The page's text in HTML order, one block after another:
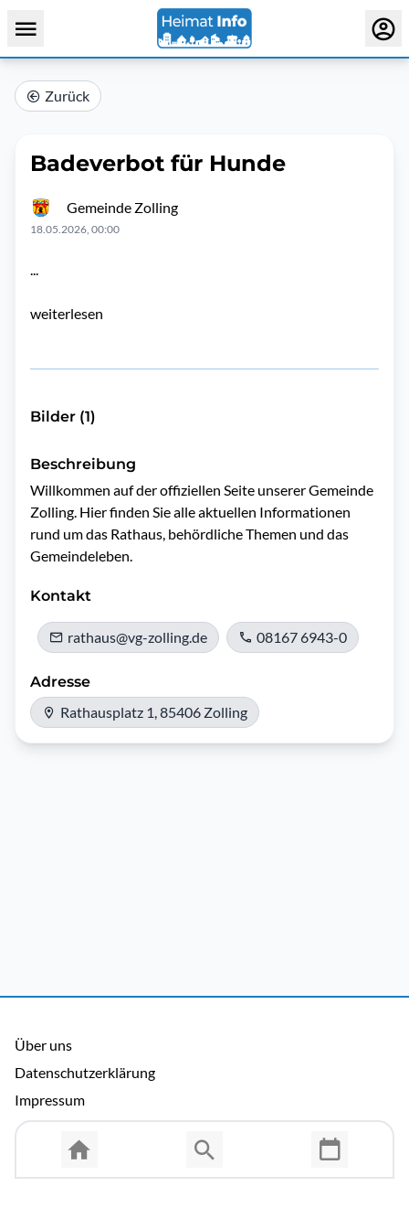
Zurück
Badeverbot für Hunde
Gemeinde Zolling
18.05.2026, 00:00
...
weiterlesen
Bilder (1)
Beschreibung
Willkommen auf der offiziellen Seite unserer Gemeinde
Zolling. Hier finden Sie alle aktuellen Informationen
rund um das Rathaus, behördliche Themen und das
Gemeindeleben.
Kontakt
rathaus@vg-zolling.de 08167 6943-0
Adresse
Rathausplatz 1, 85406 Zolling
Über uns
Datenschutzerklärung
Impressum
Allgemeine Nutzungsbedingungen